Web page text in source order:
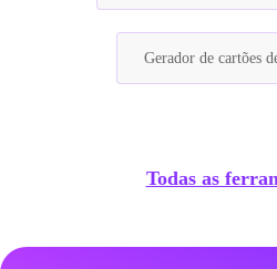
Gerador de cartões
Todas as